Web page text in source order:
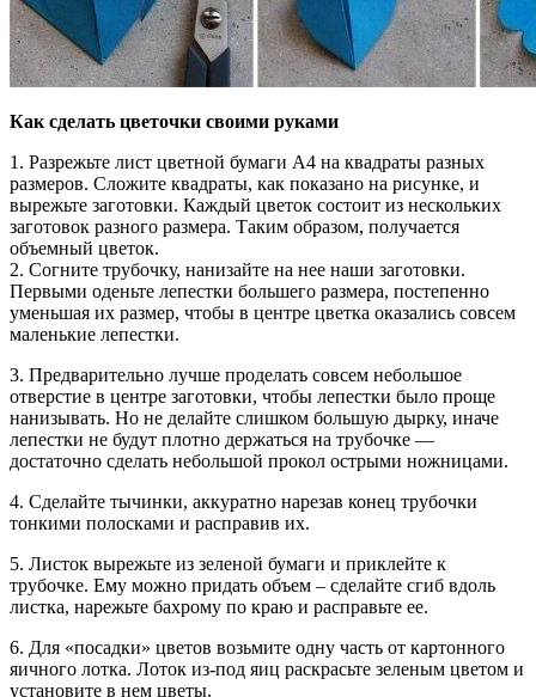
Как сделать цветочки своими руками
1. Разрежьте лист цветной бумаги А4 на квадраты разных
размеров. Сложите квадраты, как показано на рисунке, и
вырежьте заготовки. Каждый цветок состоит из нескольких
заготовок разного размера. Таким образом, получается
объемный цветок.
2. Согните трубочку, нанизайте на нее наши заготовки.
Первыми оденьте лепестки большего размера, постепенно
уменьшая их размер, чтобы в центре цветка оказались совсем
маленькие лепестки.
3. Предварительно лучше проделать совсем небольшое
отверстие в центре заготовки, чтобы лепестки было проще
нанизывать. Но не делайте слишком большую дырку, иначе
лепестки не будут плотно держаться на трубочке —
достаточно сделать небольшой прокол острыми ножницами.
4. Сделайте тычинки, аккуратно нарезав конец трубочки
тонкими полосками и расправив их.
5. Листок вырежьте из зеленой бумаги и приклейте к
трубочке. Ему можно придать объем – сделайте сгиб вдоль
листка, нарежьте бахрому по краю и расправьте ее.
6. Для «посадки» цветов возьмите одну часть от картонного
яичного лотка. Лоток из-под яиц раскрасьте зеленым цветом и
установите в нем цветы.